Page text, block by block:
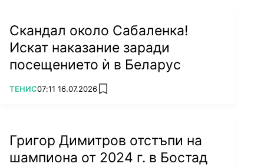
Скандал около Сабаленка!
Искат наказание заради
посещението ѝ в Беларус
ПОВЕЧЕ ОТ
ТЕНИС07:11 16.07.2026 add favorites
Григор Димитров отстъпи на
шампиона от 2024 г. в Бостад